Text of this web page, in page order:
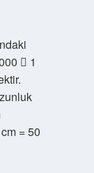
 1
= 50